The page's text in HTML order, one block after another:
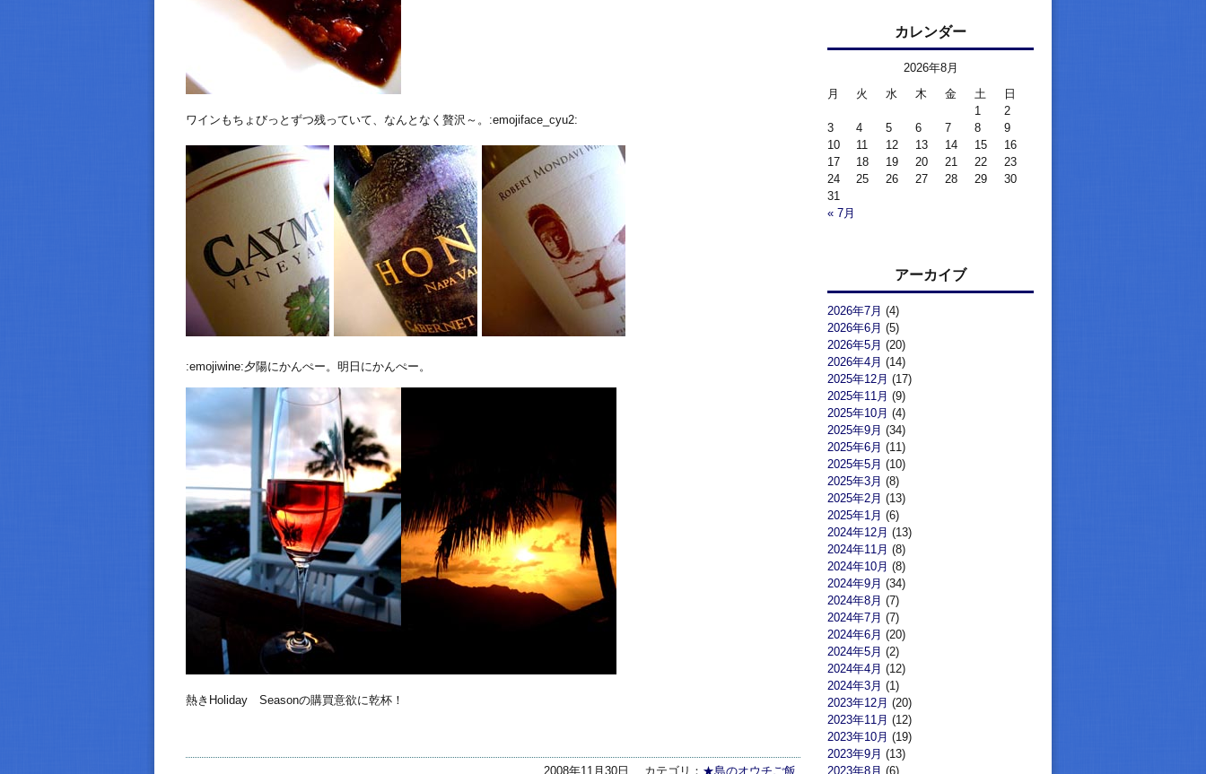
ワインもちょびっとずつ残っていて、なんとなく贅沢～。:emojiface_cyu2:
:emojiwine:夕陽にかんぺー。明日にかんぺー。
熱きHoliday Seasonの購買意欲に乾杯！
2008年11月30日 カテゴリ： ★島のオウチご飯
カレンダー
2026年8月
月
火 水 木 金 土 日
« 7月
1
2
3
4 5 6 7 8
9
10
11 12 13 14 15
16
17
18 19 20 21 22
23
24
25 26 27 28 29
30
31
アーカイブ
2026年7月 (4)
2026年6月 (5)
2026年5月 (20)
2026年4月 (14)
2025年12月 (17)
2025年11月 (9)
2025年10月 (4)
2025年9月 (34)
2025年6月 (11)
2025年5月 (10)
2025年3月 (8)
2025年2月 (13)
2025年1月 (6)
2024年12月 (13)
2024年11月 (8)
2024年10月 (8)
2024年9月 (34)
2024年8月 (7)
2024年7月 (7)
2024年6月 (20)
2024年5月 (2)
2024年4月 (12)
2024年3月 (1)
2023年12月 (20)
2023年11月 (12)
2023年10月 (19)
2023年9月 (13)
2023年8月 (6)